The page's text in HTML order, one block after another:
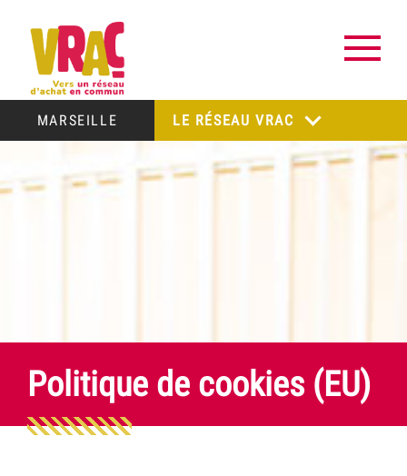
MARSEILLE LE RÉSEAU VRAC
Politique de cookies (EU)